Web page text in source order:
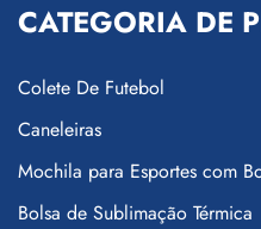
CATEGORIA DE
Colete De Futebol
Caneleiras
Mochila para Esportes com
Bolsa de Sublimação Térmica